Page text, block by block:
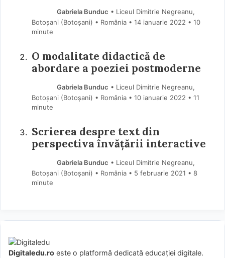
Gabriela Bunduc • Liceul Dimitrie Negreanu,
Botoșani (Botoşani) • România
14 ianuarie 2022 • 10
minute
O modalitate didactică de
abordare a poeziei postmoderne
Gabriela Bunduc • Liceul Dimitrie Negreanu,
Botoșani (Botoşani) • România
10 ianuarie 2022 • 11
minute
Scrierea despre text din
perspectiva învățării interactive
Gabriela Bunduc • Liceul Dimitrie Negreanu,
Botoșani (Botoşani) • România
5 februarie 2021 • 8
minute
Digitaledu.ro este o platformă dedicată educației digitale.